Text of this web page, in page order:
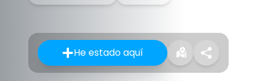
He estado aquí